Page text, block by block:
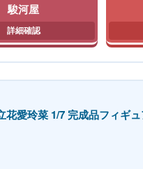
駿河屋
花愛玲菜 1/7 完成品フィギ